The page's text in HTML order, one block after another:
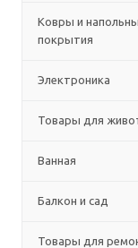
Ковры и
покрытия
Электроника
Товары для
Ванная
Балкон и сад
Товары для